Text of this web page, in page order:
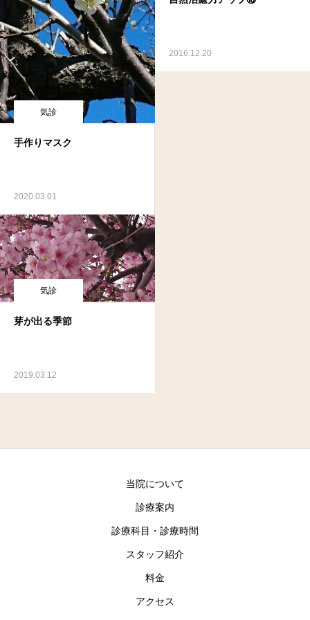
気診
手作りマスク
2020.03.01
2016.12.20
気診
芽が出る季節
2019.03.12
当院について
診療案内
診療科目・診療時間
スタッフ紹介
料金
アクセス